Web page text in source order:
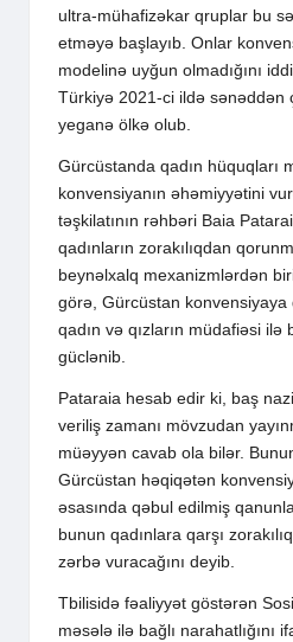
ultra-mühafizəkar qruplar bu
etməyə başlayıb. Onlar
modelinə uyğun olmadığını
Türkiyə 2021-ci ildə sənəddən
yeganə ölkə olub.
Gürcüstanda qadın hüquqları
konvensiyanın əhəmiyyətini
təşkilatının rəhbəri Baia
qadınların zorakılıqdan
beynəlxalq mexanizmlərdən
görə, Gürcüstan
qadın və qızların müdafiəsi ilə
güclənib.
Pataraia hesab edir ki, baş
veriliş zamanı mövzudan
müəyyən cavab ola bilər.
Gürcüstan həqiqətən
əsasında qəbul edilmiş
bunun qadınlara qarşı
zərbə vuracağını deyib.
Tbilisidə fəaliyyət göstərən
məsələ ilə bağlı narahatlığını